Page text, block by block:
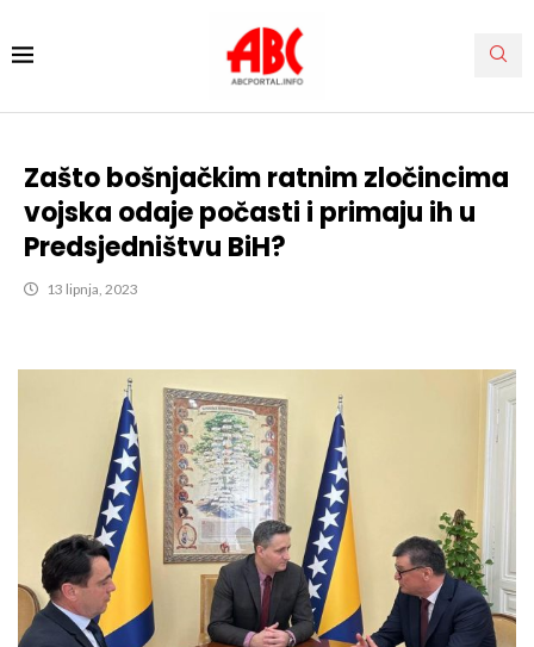
Zašto bošnjačkim ratnim zločincima
vojska odaje počasti i primaju ih u
Predsjedništvu BiH?
13 lipnja, 2023